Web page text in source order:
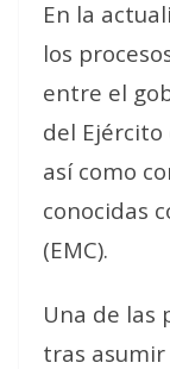
En la
los
entre el
del Ejército
así como
conocidas
(EMC).
Una de las
tras